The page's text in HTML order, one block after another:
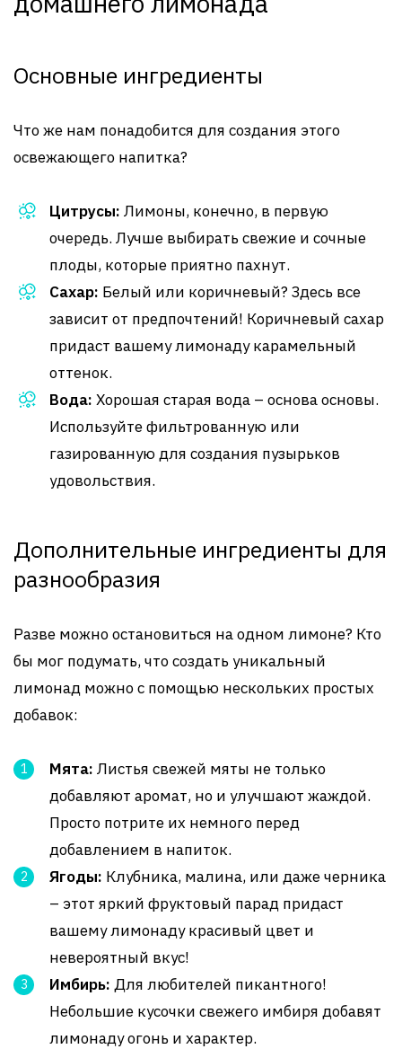
Основные ингредиенты
Что же нам понадобится для создания этого
освежающего напитка?
Цитрусы: Лимоны, конечно, в первую
очередь. Лучше выбирать свежие и сочные
плоды, которые приятно пахнут.
Сахар: Белый или коричневый? Здесь все
зависит от предпочтений! Коричневый сахар
придаст вашему лимонаду карамельный
оттенок.
Вода: Хорошая старая вода – основа основы.
Используйте фильтрованную или
газированную для создания пузырьков
удовольствия.
Дополнительные ингредиенты для
разнообразия
Разве можно остановиться на одном лимоне? Кто
бы мог подумать, что создать уникальный
лимонад можно с помощью нескольких простых
добавок:
Мята: Листья свежей мяты не только
добавляют аромат, но и улучшают жаждой.
Просто потрите их немного перед
добавлением в напиток.
Ягоды: Клубника, малина, или даже черника
– этот яркий фруктовый парад придаст
вашему лимонаду красивый цвет и
невероятный вкус!
Имбирь: Для любителей пикантного!
Небольшие кусочки свежего имбиря добавят
лимонаду огонь и характер.